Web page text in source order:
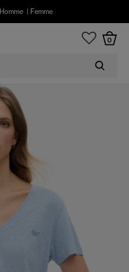
Homme Femme
0